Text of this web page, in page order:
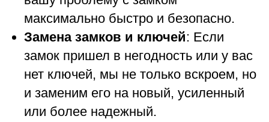
максимально быстро и безопасно.
Замена замков и ключей: Если
замок пришел в негодность или у вас
нет ключей, мы не только вскроем, но
и заменим его на новый, усиленный
или более надежный.